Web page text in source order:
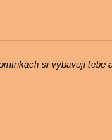
si vybavuji tebe